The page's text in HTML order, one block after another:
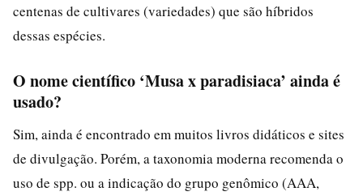
centenas de cultivares (variedades) que são híbridos
dessas espécies.
O nome científico ‘Musa x paradisiaca’ ainda é
usado?
Sim, ainda é encontrado em muitos livros didáticos e sites
de divulgação. Porém, a taxonomia moderna recomenda o
uso de spp. ou a indicação do grupo genômico (AAA,